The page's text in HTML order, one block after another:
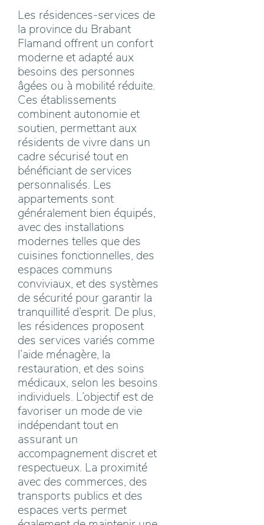
Les résidences-services de
la province du Brabant
Flamand offrent un confort
moderne et adapté aux
besoins des personnes
âgées ou à mobilité réduite.
Ces établissements
combinent autonomie et
soutien, permettant aux
résidents de vivre dans un
cadre sécurisé tout en
bénéficiant de services
personnalisés. Les
appartements sont
généralement bien équipés,
avec des installations
modernes telles que des
cuisines fonctionnelles, des
espaces communs
conviviaux, et des systèmes
de sécurité pour garantir la
tranquillité d’esprit. De plus,
les résidences proposent
des services variés comme
l’aide ménagère, la
restauration, et des soins
médicaux, selon les besoins
individuels. L’objectif est de
favoriser un mode de vie
indépendant tout en
assurant un
accompagnement discret et
respectueux. La proximité
avec des commerces, des
transports publics et des
espaces verts permet